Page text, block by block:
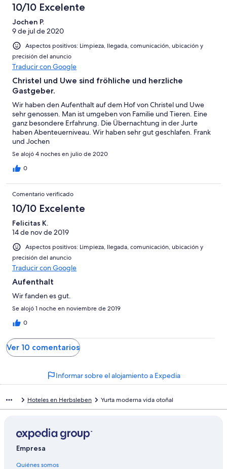
10/10 Excelente
Jochen P.
9 de jul de 2020
Aspectos positivos: Limpieza, llegada, comunicación, ubicación y
precisión del anuncio
Traducir con Google
Christel und Uwe sind fröhliche und herzliche
Gastgeber.
Wir haben den Aufenthalt auf dem Hof von Christel und Uwe
sehr genossen. Man ist umgeben von Familie und Tieren. Eine
ganz besondere Erfahrung. Die Übernachtung in der Jurte
haben Abenteuerniveau. Wir haben sehr gut geschlafen. Frank
und Jochen
Se alojó 4 noches en julio de 2020
0
Comentario verificado
10/10 Excelente
Felicitas K.
14 de nov de 2019
Aspectos positivos: Limpieza, llegada, comunicación, ubicación y
precisión del anuncio
Traducir con Google
Aufenthalt
Wir fanden es gut.
Se alojó 1 noche en noviembre de 2019
0
Ver 10 comentarios
Informar sobre el alojamiento a Expedia
Hoteles en Herbsleben Yurta moderna vida otoñal
Empresa
Quiénes somos